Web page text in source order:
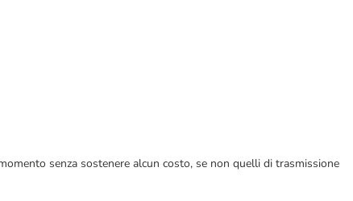
senza sostenere alcun costo, se non quelli di trasmissione